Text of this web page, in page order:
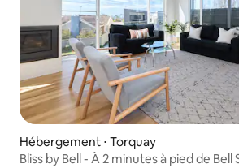
Hébergement ⋅ Torquay
Bliss by Bell - À 2 minutes à pied de Bell